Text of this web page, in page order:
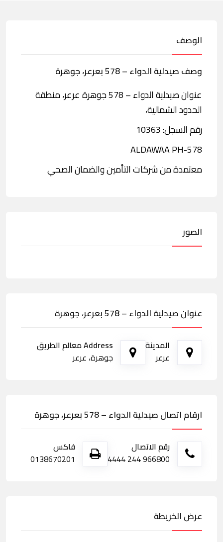
الوصف
وصف صيدلية الدواء – 578 بعرعر، جوهرة
عنوان صيدلية الدواء – 578 جوهرة عرعر، منطقة
الحدود الشمالية،
رقم السجل: 10363
ALDAWAA PH-578
معتمدة من شركات التأمين والضمان الصحي
الصور
عنوان صيدلية الدواء – 578 بعرعر، جوهرة
المدينة
عرعر
Address معالم الطريق
جوهرة، عرعر
ارقام اتصال صيدلية الدواء – 578 بعرعر، جوهرة
رقم الاتصال
966800 244 4444
فاكس
0138670201
عرض الخريطة